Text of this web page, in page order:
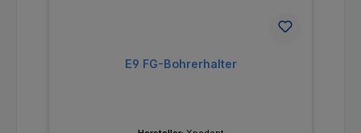
E9 FG-Bohrerhalter